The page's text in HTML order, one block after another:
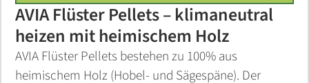
AVIA Flüster Pellets – klimaneutral
heizen mitheimischem Holz
AVIA Flüster Pellets bestehen zu 100% aus
heimischem Holz (Hobel- und Sägespäne). Der